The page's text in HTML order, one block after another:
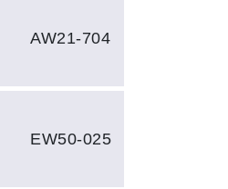
AW21-704
EW50-025